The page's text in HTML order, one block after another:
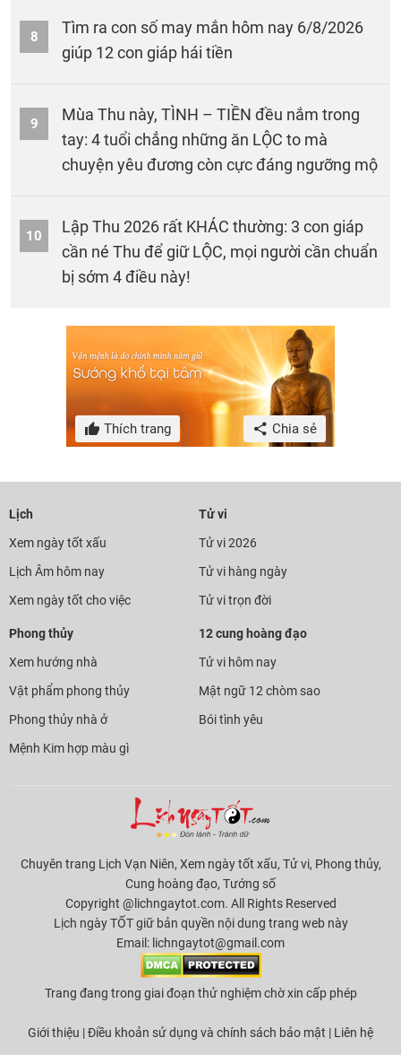
8
Tìm ra con số may mắn hôm nay 6/8/2026
giúp 12 con giáp hái tiền
9
Mùa Thu này, TÌNH – TIỀN đều nắm trong
tay: 4 tuổi chẳng những ăn LỘC to mà
chuyện yêu đương còn cực đáng ngưỡng mộ
10
Lập Thu 2026 rất KHÁC thường: 3 con giáp
cần né Thu để giữ LỘC, mọi người cần chuẩn
bị sớm 4 điều này!
Thích trang Chia sẻ
Lịch
Xem ngày tốt xấu
Lịch Âm hôm nay
Xem ngày tốt cho việc
Tử vi
Tử vi 2026
Tử vi hàng ngày
Tử vi trọn đời
Phong thủy
Xem hướng nhà
Vật phẩm phong thủy
Phong thủy nhà ở
Mệnh Kim hợp màu gì
12 cung hoàng đạo
Tử vi hôm nay
Mật ngữ 12 chòm sao
Bói tình yêu
Chuyên trang Lịch Vạn Niên, Xem ngày tốt xấu, Tử vi, Phong thủy,
Cung hoàng đạo, Tướng số
Copyright @lichngaytot.com. All Rights Reserved
Lịch ngày TỐT giữ bản quyền nội dung trang web này
Email: lichngaytot@gmail.com
Trang đang trong giai đoạn thử nghiệm chờ xin cấp phép
Giới thiệu |Điều khoản sử dụng và chính sách bảo mật | Liên hệ